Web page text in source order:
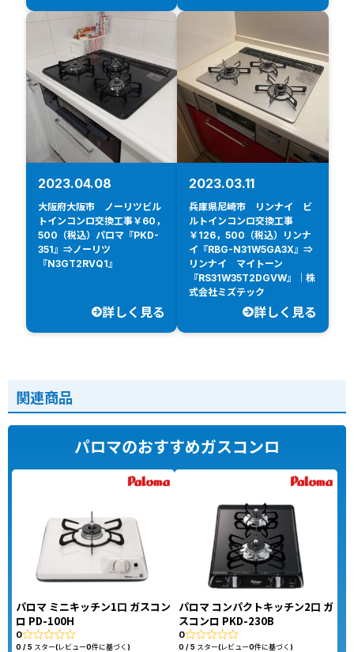
2023.04.08
大阪府大阪市 ノーリツビル
トインコンロ交換工事￥60，
500（税込）パロマ『PKD-
351』⇒ノーリツ
『N3GT2RVQ1』
詳しく見る
2023.03.11
兵庫県尼崎市 リンナイ ビ
ルトインコンロ交換工事
￥126，500（税込）リンナ
イ『RBG-N31W5GA3X』⇒
リンナイ マイトーン
『RS31W35T2DGVW』｜株
式会社ミズテック
詳しく見る
関連商品
パロマのおすすめガスコンロ
パロマ ミニキッチン1口 ガスコン
ロ PD-100H
0
0 / 5 スター(レビュー0件に基づく)
パロマ コンパクトキッチン2口 ガ
スコンロ PKD-230B
0
0 / 5 スター(レビュー0件に基づく)